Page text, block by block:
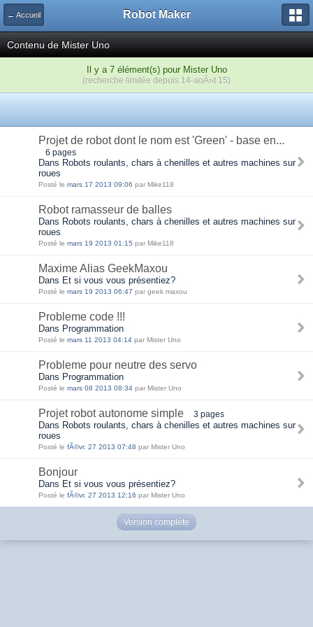
← Accueil Robot Maker
Contenu de Mister Uno
Il y a 7 élément(s) pour Mister Uno
(recherche limitée depuis 14-aoÃ»t 15)
Projet de robot dont le nom est 'Green' - base en...
6 pages
Dans Robots roulants, chars à chenilles et autres machines sur
roues
Posté le mars 17 2013 09:06 par Mike118
Robot ramasseur de balles
Dans Robots roulants, chars à chenilles et autres machines sur
roues
Posté le mars 19 2013 01:15 par Mike118
Maxime Alias GeekMaxou
Dans Et si vous vous présentiez?
Posté le mars 19 2013 06:47 par geek maxou
Probleme code !!!
Dans Programmation
Posté le mars 11 2013 04:14 par Mister Uno
Probleme pour neutre des servo
Dans Programmation
Posté le mars 08 2013 08:34 par Mister Uno
Projet robot autonome simple 3 pages
Dans Robots roulants, chars à chenilles et autres machines sur
roues
Posté le fÃ©vr. 27 2013 07:48 par Mister Uno
Bonjour
Dans Et si vous vous présentiez?
Posté le fÃ©vr. 27 2013 12:16 par Mister Uno
Version complète